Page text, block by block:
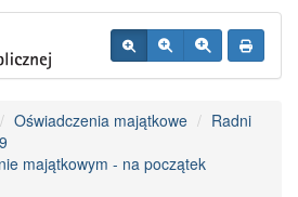
Oświadczenia majątkowe
Radni
majątkowym - na początek